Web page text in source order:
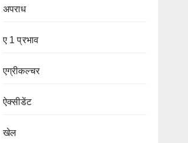
अपराध
ए 1 प्रभाव
एग्रीकल्चर
ऐक्सीडेंट
खेल